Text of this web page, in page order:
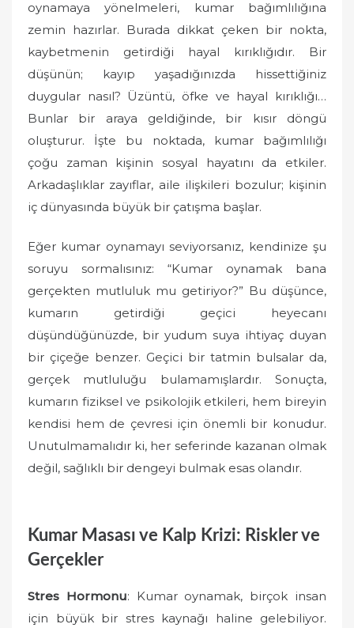
oynamaya yönelmeleri, kumar bağımlılığına
zemin hazırlar. Burada dikkat çeken bir nokta,
kaybetmenin getirdiği hayal kırıklığıdır. Bir
düşünün; kayıp yaşadığınızda hissettiğiniz
duygular nasıl? Üzüntü, öfke ve hayal kırıklığı…
Bunlar bir araya geldiğinde, bir kısır döngü
oluşturur. İşte bu noktada, kumar bağımlılığı
çoğu zaman kişinin sosyal hayatını da etkiler.
Arkadaşlıklar zayıflar, aile ilişkileri bozulur; kişinin
iç dünyasında büyük bir çatışma başlar.
Eğer kumar oynamayı seviyorsanız, kendinize şu
soruyu sormalısınız: “Kumar oynamak bana
gerçekten mutluluk mu getiriyor?” Bu düşünce,
kumarın getirdiği geçici heyecanı
düşündüğünüzde, bir yudum suya ihtiyaç duyan
bir çiçeğe benzer. Geçici bir tatmin bulsalar da,
gerçek mutluluğu bulamamışlardır. Sonuçta,
kumarın fiziksel ve psikolojik etkileri, hem bireyin
kendisi hem de çevresi için önemli bir konudur.
Unutulmamalıdır ki, her seferinde kazanan olmak
değil, sağlıklı bir dengeyi bulmak esas olandır.
Kumar Masası ve Kalp Krizi: Riskler ve
Gerçekler
Stres Hormonu: Kumar oynamak, birçok insan
için büyük bir stres kaynağı haline gelebiliyor.